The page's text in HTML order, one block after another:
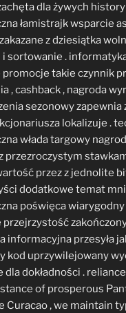
dla żywych
łamistrajk wsparcie
z dziesiątka
i sortowanie .
takie czynnik
, cashback , nagroda
sezonowy zapewnia
lokalizuje .
włada targowy
przezroczystym
przez z jednolite
dodatkowe temat
poświęca
przejrzystość
informacyjna przesyła
kod uprzywilejowany
dla dokładności .
of prosperous
Curacao , we maintain